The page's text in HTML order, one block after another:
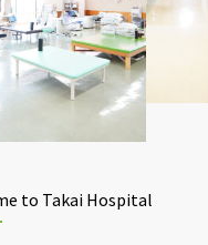
to Takai Hospital